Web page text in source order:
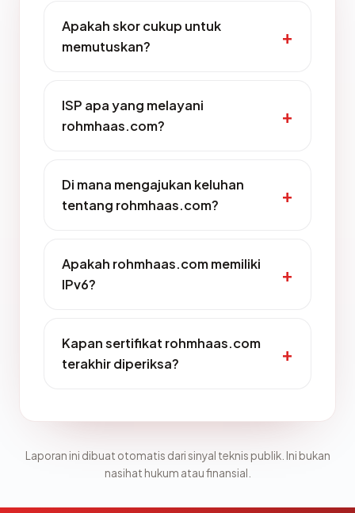
Apakah skor cukup untuk
memutuskan?
ISP apa yang melayani
rohmhaas.com?
Di mana mengajukan keluhan
tentang rohmhaas.com?
Apakah rohmhaas.com memiliki
IPv6?
Kapan sertifikat rohmhaas.com
terakhir diperiksa?
Laporan ini dibuat otomatis dari sinyal teknis publik. Ini bukan
nasihat hukum atau finansial.